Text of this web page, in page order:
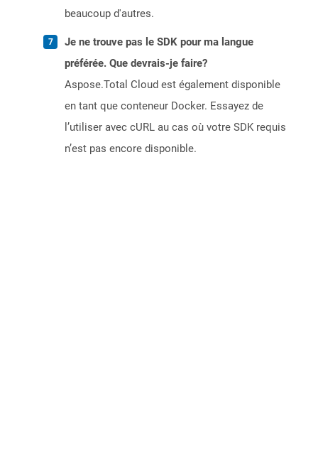
beaucoup d'autres.
Je ne trouve pas le SDK pour ma langue
préférée. Que devrais-je faire?
Aspose.Total Cloud est également disponible
en tant que conteneur Docker. Essayez de
l’utiliser avec cURL au cas où votre SDK requis
n’est pas encore disponible.